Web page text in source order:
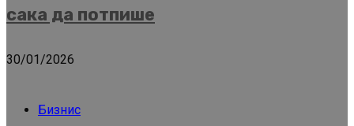
сака да потпише
30/01/2026
Бизнис